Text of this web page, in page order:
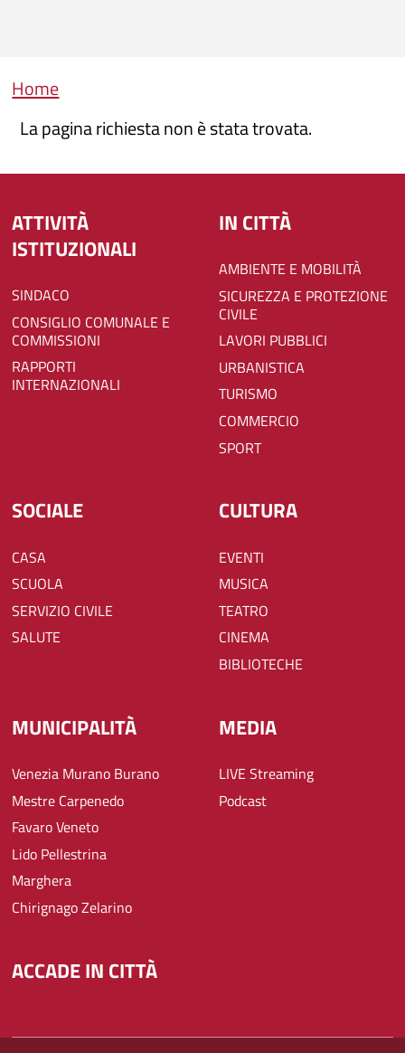
Briciole di pane
Home
La pagina richiesta non è stata trovata.
ATTIVITÀ
ISTITUZIONALI
SINDACO
CONSIGLIO COMUNALE E
COMMISSIONI
RAPPORTI
INTERNAZIONALI
IN CITTÀ
AMBIENTE E MOBILITÀ
SICUREZZA E PROTEZIONE
CIVILE
LAVORI PUBBLICI
URBANISTICA
TURISMO
COMMERCIO
SPORT
SOCIALE
CASA
SCUOLA
SERVIZIO CIVILE
SALUTE
CULTURA
EVENTI
MUSICA
TEATRO
CINEMA
BIBLIOTECHE
MUNICIPALITÀ
Venezia Murano Burano
Mestre Carpenedo
Favaro Veneto
Lido Pellestrina
Marghera
Chirignago Zelarino
MEDIA
LIVE Streaming
Podcast
ACCADE IN CITTÀ